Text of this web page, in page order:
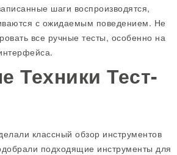
шаги воспроизводятся,
с ожидаемым поведением. Не
все ручные тесты, особенно на
Техники Тест-
классный обзор инструментов
подходящие инструменты для